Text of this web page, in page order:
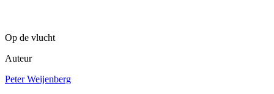
Op de vlucht
Auteur
Peter Weijenberg